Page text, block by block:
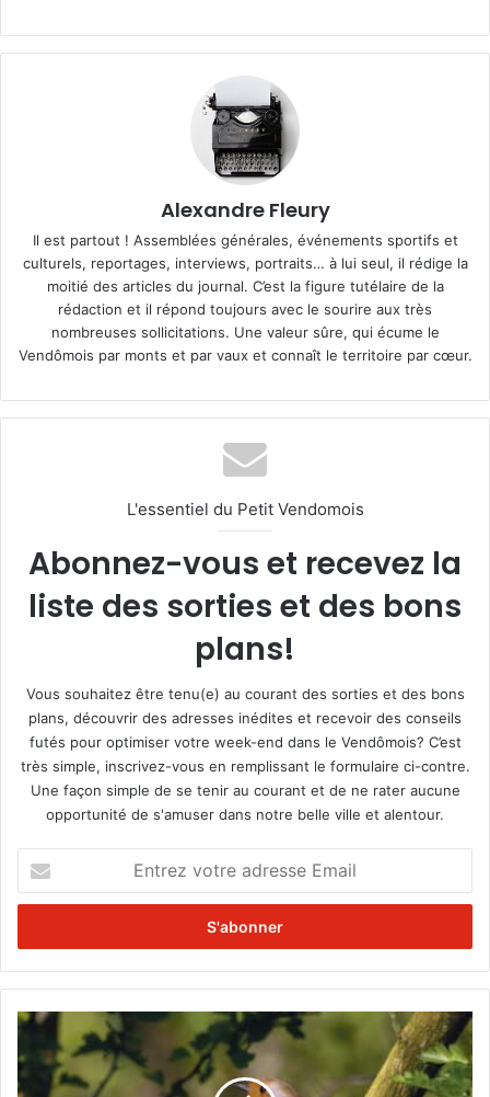
Alexandre Fleury
Il est partout ! Assemblées générales, événements sportifs et
culturels, reportages, interviews, portraits… à lui seul, il rédige la
moitié des articles du journal. C’est la figure tutélaire de la
rédaction et il répond toujours avec le sourire aux très
nombreuses sollicitations. Une valeur sûre, qui écume le
Vendômois par monts et par vaux et connaît le territoire par cœur.
L'essentiel du Petit Vendomois
Abonnez-vous et recevez la
liste des sorties et des bons
plans!
Vous souhaitez être tenu(e) au courant des sorties et des bons
plans, découvrir des adresses inédites et recevoir des conseils
futés pour optimiser votre week-end dans le Vendômois? C’est
très simple, inscrivez-vous en remplissant le formulaire ci-contre.
Une façon simple de se tenir au courant et de ne rater aucune
opportunité de s'amuser dans notre belle ville et alentour.
t
e
z
o
r
e
A
e
c